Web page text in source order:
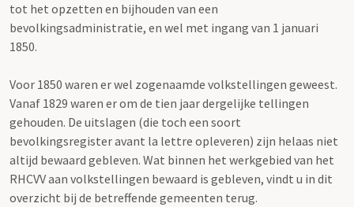
tot het opzetten en bijhouden van een
bevolkingsadministratie, en wel met ingang van 1 januari
1850.
Voor 1850 waren er wel zogenaamde volkstellingen geweest.
Vanaf 1829 waren er om de tien jaar dergelijke tellingen
gehouden. De uitslagen (die toch een soort
bevolkingsregister avant la lettre opleveren) zijn helaas niet
altijd bewaard gebleven. Wat binnen het werkgebied van het
RHCVV aan volkstellingen bewaard is gebleven, vindt u in dit
overzicht bij de betreffende gemeenten terug.